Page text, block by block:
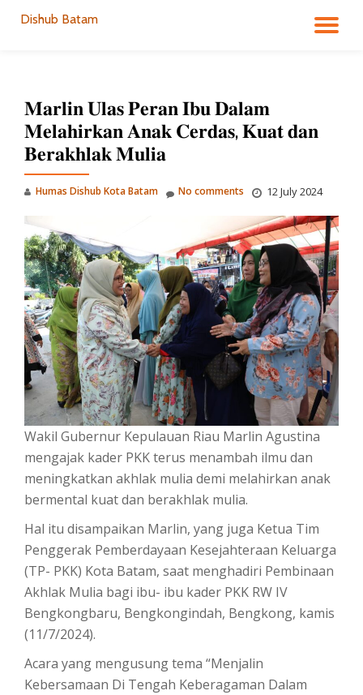
Dishub Batam
𝐌𝐚𝐫𝐥𝐢𝐧 𝐔𝐥𝐚𝐬 𝐏𝐞𝐫𝐚𝐧 𝐈𝐛𝐮 𝐃𝐚𝐥𝐚𝐦
𝐌𝐞𝐥𝐚𝐡𝐢𝐫𝐤𝐚𝐧 𝐀𝐧𝐚𝐤 𝐂𝐞𝐫𝐝𝐚𝐬, 𝐊𝐮𝐚𝐭 𝐝𝐚𝐧
𝐁𝐞𝐫𝐚𝐤𝐡𝐥𝐚𝐤 𝐌𝐮𝐥𝐢𝐚
Humas Dishub Kota Batam 12 July 2024
No comments
Wakil Gubernur Kepulauan Riau Marlin Agustina
mengajak kader PKK terus menambah ilmu dan
meningkatkan akhlak mulia demi melahirkan anak
bermental kuat dan berakhlak mulia.
Hal itu disampaikan Marlin, yang juga Ketua Tim
Penggerak Pemberdayaan Kesejahteraan Keluarga
(TP- PKK) Kota Batam, saat menghadiri Pembinaan
Akhlak Mulia bagi ibu- ibu kader PKK RW IV
Bengkongbaru, Bengkongindah, Bengkong, kamis
(11/7/2024).
Acara yang mengusung tema “Menjalin
Kebersamaan Di Tengah Keberagaman Dalam